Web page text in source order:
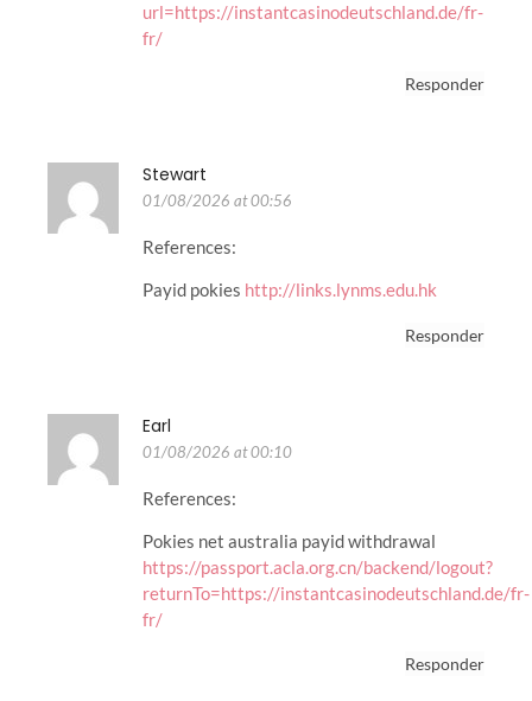
url=https://instantcasinodeutschland.de/fr-
fr/
Responder
Stewart
01/08/2026 at 00:56
References:
Payid pokies http://links.lynms.edu.hk
Responder
Earl
01/08/2026 at 00:10
References:
Pokies net australia payid withdrawal
https://passport.acla.org.cn/backend/logout?
returnTo=https://instantcasinodeutschland.de/fr-
fr/
Responder